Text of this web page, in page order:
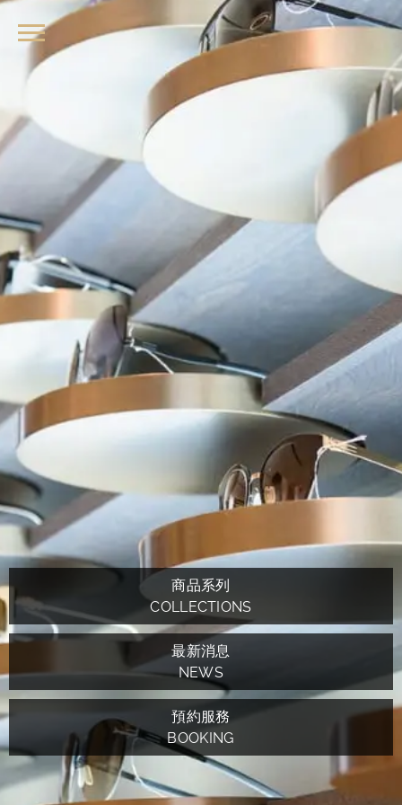
品牌眼鏡、精品墨鏡、名牌太陽眼
商品系列
COLLECTIONS
最新消息
NEWS
預約服務
BOOKING